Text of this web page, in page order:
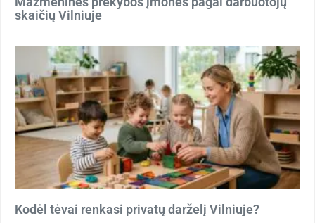
skaičių Vilniuje
Kodėl tėvai renkasi privatų darželį Vilniuje?